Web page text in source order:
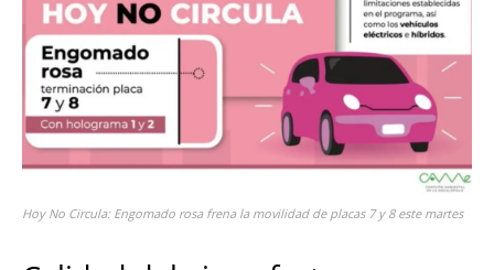
Hoy No Circula: Engomado rosa frena la movilidad de placas 7 y 8 este martes